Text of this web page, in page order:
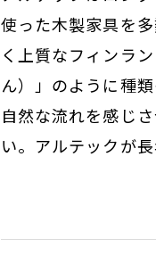
使った木製家具を
く上質なフィンラ
ん）」のように種
自然な流れを感じ
い。アルテックが